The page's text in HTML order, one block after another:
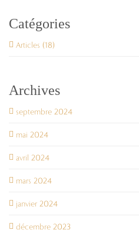
Catégories
Articles (18)
Archives
septembre 2024
mai 2024
avril 2024
mars 2024
janvier 2024
décembre 2023